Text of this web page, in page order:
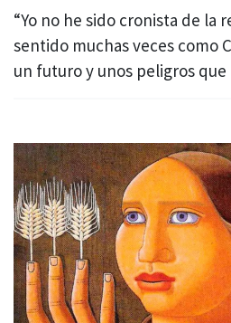
“Yo no he sido cronista de la
sentido muchas veces como
un futuro y unos peligros que